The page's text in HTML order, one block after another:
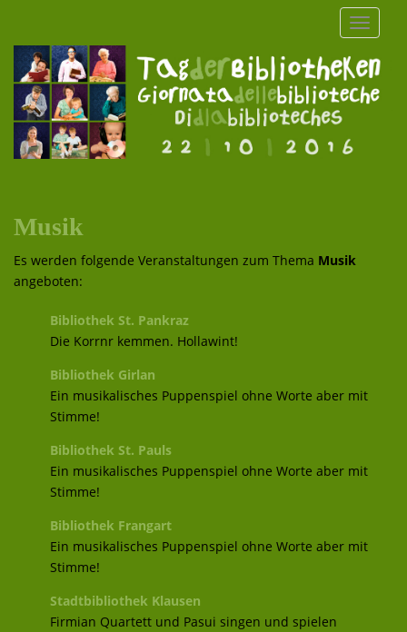
Musik
Es werden folgende Veranstaltungen zum Thema Musik
angeboten:
Bibliothek St. Pankraz
Die Korrnr kemmen. Hollawint!
Bibliothek Girlan
Ein musikalisches Puppenspiel ohne Worte aber mit
Stimme!
Bibliothek St. Pauls
Ein musikalisches Puppenspiel ohne Worte aber mit
Stimme!
Bibliothek Frangart
Ein musikalisches Puppenspiel ohne Worte aber mit
Stimme!
Stadtbibliothek Klausen
Firmian Quartett und Pasui singen und spielen